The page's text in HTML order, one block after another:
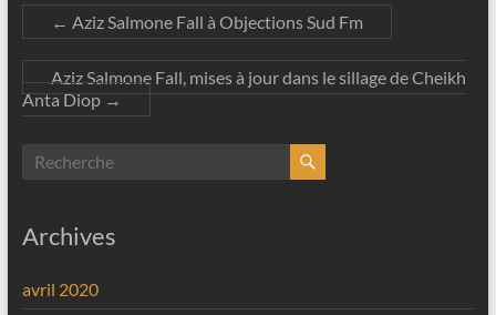
← Aziz Salmone Fall à Objections Sud Fm
Aziz Salmone Fall, mises à jour dans le sillage de Cheikh
Anta Diop→
Archives
avril 2020